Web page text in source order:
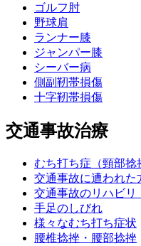
ゴルフ肘
野球肩
ランナー膝
ジャンパー膝
シーバー病
側副靭帯損傷
十字靭帯損傷
交通事故治療
むち打ち症（頸部捻
交通事故に遭われた
交通事故のリハビリ
手足のしびれ
様々なむち打ち症状
腰椎捻挫・腰部捻挫